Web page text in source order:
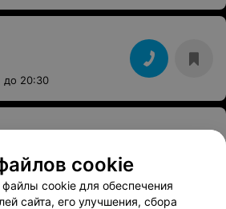
до 20:30
1 до 20:00cookie
cookie для обеспечения
сайта, его улучшения, сбора